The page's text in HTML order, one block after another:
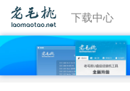
视频教程 下载中心